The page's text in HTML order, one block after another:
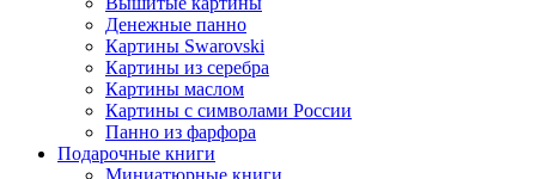
Денежные панно
Картины Swarovski
Картины из серебра
Картины маслом
Картины с символами России
Панно из фарфора
Подарочные книги
Миниатюрные книги